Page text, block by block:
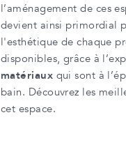
l’aménagement de ces
devient ainsi primordial
l'esthétique de chaque
disponibles, grâce à
matériaux qui sont à
bain. Découvrez les
cet espace.